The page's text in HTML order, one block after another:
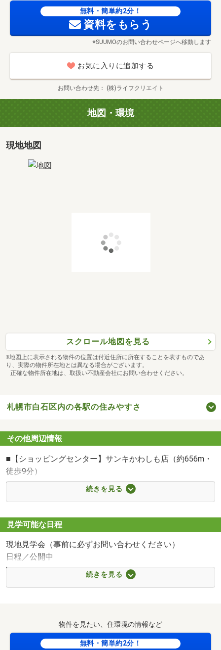
「すぐに買うわけではないけど、まずは情報収集から始め
たい」「データだけでは分からない、実際の物件を見てみ
たい」という段階で立ち止まっていませんか？
あなたのペースで理想の住まいを見つけるための3つの特
1. 【初めての物件見学ツアー】
取りのイメージを掴みたい」という、初めての物件探しを
応援する勉強企画です。プロの視点から、立地、構造、生
丁寧にご案内します。購入を急かすことは一切ありませ
ん。気楽な気持ちで、あなたのペースでご参加ください。
（FP） による個別相談を実施しています。
住宅ローンの徹底比較: お客様の状況に合わせた最適な金融
機関とローンプランをご提案。
現在お住まいの家を売却して、新しい住まいへの買い替え
をご検討中の方へ。経験豊富な担当者が、市場の動向を踏
まえた無料・無償の売却査定を行います。「いくらで売れ
無料・簡単約2分！
資料をもらう
※SUUMOのお問い合わせページへ移動します
お気に入りに追加する
お問い合わせ先 (株)ライフクリエイト
地図・環境
現地地図
スクロール地図を見る
※地図上に表示される物件の位置は付近住所に所在することを表すものであ
り、実際の物件所在地とは異なる場合がございます。
正確な物件所在地は、取扱い不動産会社にお問い合わせください。
札幌市白石区内の各駅の住みやすさ
その他周辺情報
■【ショッピングセンター】サンキかわしも店（約656m・
徒歩9分）
■【スーパー】コープさっぽろ川下店（約656m・徒歩9
分）
■【スーパー】業務スーパー厚別西店（約2261m・徒歩29
分）
■【コンビニ】セイコーマート川下3条店（約590m・徒歩8
分）
■【コンビニ】ローソン札幌川下店（約718m・徒歩9分）
■【ドラッグストア】ツルハドラッグ北郷4条店（約
374m・徒歩5分）
■【ドラッグストア】サツドラ川下店（約821m・徒歩11
続きを見る
見学可能な日程
現地見学会（事前に必ずお問い合わせください）
日程／公開中
時間／9:00～18:00
「いつかはマイホームが欲しい」 とお考えの皆様、住宅購
入は一大決心です。
「すぐに買うわけではないけど、まずは情報収集から始め
続きを見る
物件を見たい、住環境の情報など
無料・簡単約2分！